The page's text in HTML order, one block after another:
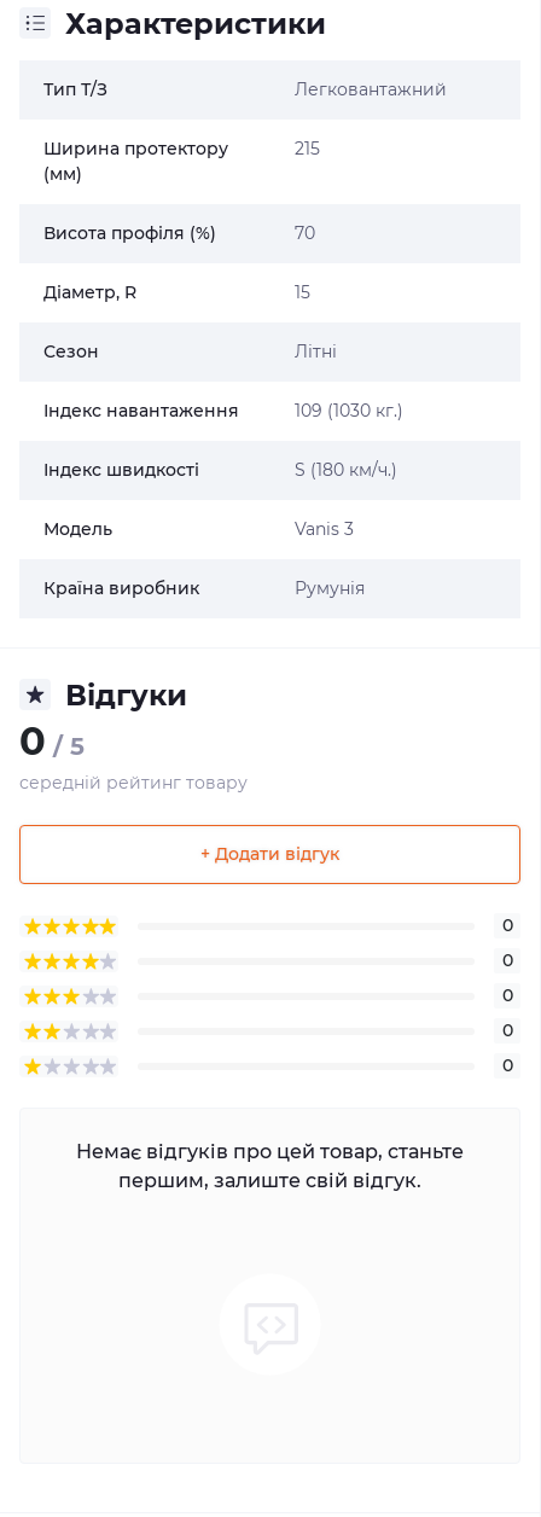
Характеристики
Тип Т/З Легковантажний
Ширина протектору
(мм)
215
Висота профіля (%) 70
Діаметр, R 15
Сезон Літні
Індекс навантаження 109 (1030 кг.)
Індекс швидкості S (180 км/ч.)
Модель Vanis 3
Країна виробник Румунія
Відгуки
0 / 5
середній рейтинг товару
+ Додати відгук
0
0
0
0
0
Немає відгуків про цей товар, станьте
першим, залиште свій відгук.